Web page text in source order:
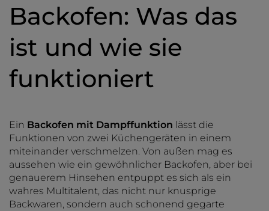
Backofen: Was das
ist und wie sie
funktioniert
Ein Backofen mit Dampffunktion lässt die
Funktionen von zwei Küchengeräten in einem
miteinander verschmelzen. Von außen mag es
aussehen wie ein gewöhnlicher Backofen, aber bei
genauerem Hinsehen entpuppt es sich als ein
wahres Multitalent, das nicht nur knusprige
Backwaren, sondern auch schonend gegarte